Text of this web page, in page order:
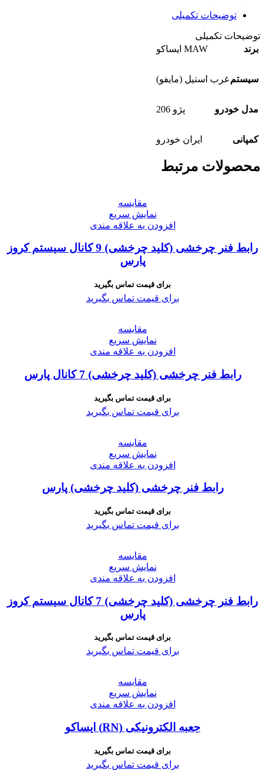
توضیحات تکمیلی
توضیحات تکمیلی
برند
MAW ایساکو
سیستمغرب استیل (مایفو)
مدل خودرو پژو 206
کمپانی ایران خودرو
محصولات مرتبط
مقايسه
نمایش سریع
افزودن به علاقه مندی
رابط فنر چرخشی (کلید چرخشی) 9 کانال سیستم کروز
پارس
برای قیمت تماس بگیرید
برای قیمت تماس بگیرید
مقايسه
نمایش سریع
افزودن به علاقه مندی
رابط فنر چرخشی (کلید چرخشی) 7 کانال پارس
برای قیمت تماس بگیرید
برای قیمت تماس بگیرید
مقايسه
نمایش سریع
افزودن به علاقه مندی
رابط فنر چرخشی (کلید چرخشی) پارس
برای قیمت تماس بگیرید
برای قیمت تماس بگیرید
مقايسه
نمایش سریع
افزودن به علاقه مندی
رابط فنر چرخشی (کلید چرخشی) 7 کانال سیستم کروز
پارس
برای قیمت تماس بگیرید
برای قیمت تماس بگیرید
مقايسه
نمایش سریع
افزودن به علاقه مندی
جعبه الکترونیکی (RN) ایساکو
برای قیمت تماس بگیرید
برای قیمت تماس بگیرید